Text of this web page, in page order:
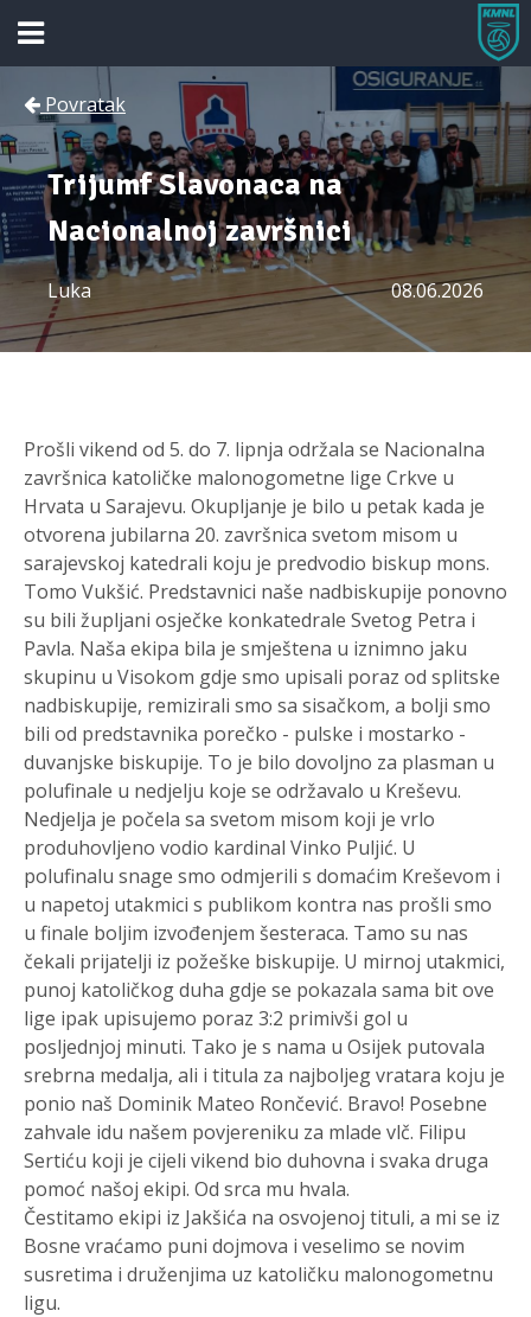
Povratak
Trijumf Slavonaca na
Nacionalnoj završnici
Luka 08.06.2026
Prošli vikend od 5. do 7. lipnja održala se Nacionalna
završnica katoličke malonogometne lige Crkve u
Hrvata u Sarajevu. Okupljanje je bilo u petak kada je
otvorena jubilarna 20. završnica svetom misom u
sarajevskoj katedrali koju je predvodio biskup mons.
Tomo Vukšić. Predstavnici naše nadbiskupije ponovno
su bili župljani osječke konkatedrale Svetog Petra i
Pavla. Naša ekipa bila je smještena u iznimno jaku
skupinu u Visokom gdje smo upisali poraz od splitske
nadbiskupije, remizirali smo sa sisačkom, a bolji smo
bili od predstavnika porečko - pulske i mostarko -
duvanjske biskupije. To je bilo dovoljno za plasman u
polufinale u nedjelju koje se održavalo u Kreševu.
Nedjelja je počela sa svetom misom koji je vrlo
produhovljeno vodio kardinal Vinko Puljić. U
polufinalu snage smo odmjerili s domaćim Kreševom i
u napetoj utakmici s publikom kontra nas prošli smo
u finale boljim izvođenjem šesteraca. Tamo su nas
čekali prijatelji iz požeške biskupije. U mirnoj utakmici,
punoj katoličkog duha gdje se pokazala sama bit ove
lige ipak upisujemo poraz 3:2 primivši gol u
posljednjoj minuti. Tako je s nama u Osijek putovala
srebrna medalja, ali i titula za najboljeg vratara koju je
ponio naš Dominik Mateo Rončević. Bravo! Posebne
zahvale idu našem povjereniku za mlade vlč. Filipu
Sertiću koji je cijeli vikend bio duhovna i svaka druga
pomoć našoj ekipi. Od srca mu hvala.
Čestitamo ekipi iz Jakšića na osvojenoj tituli, a mi se iz
Bosne vraćamo puni dojmova i veselimo se novim
susretima i druženjima uz katoličku malonogometnu
ligu.